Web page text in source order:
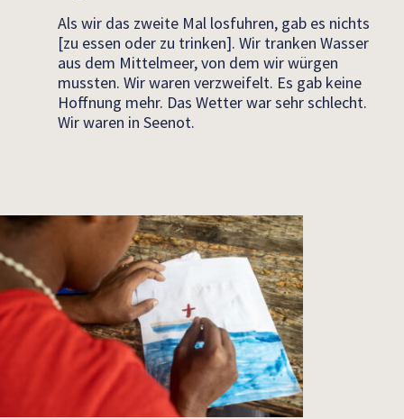
Als wir das zweite Mal losfuhren, gab es nichts
[zu essen oder zu trinken]. Wir tranken Wasser
aus dem Mittelmeer, von dem wir würgen
mussten. Wir waren verzweifelt. Es gab keine
Hoffnung mehr. Das Wetter war sehr schlecht.
Wir waren in Seenot.